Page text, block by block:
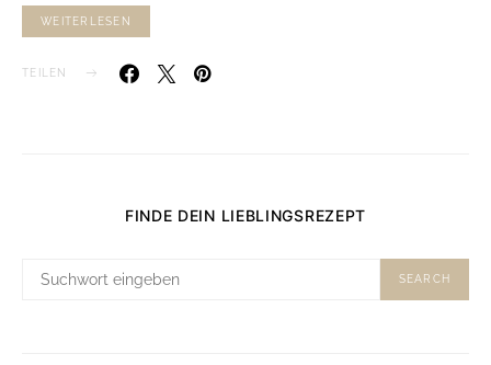
WEITERLESEN
TEILEN
FINDE DEIN LIEBLINGSREZEPT
SUCHE
SEARCH